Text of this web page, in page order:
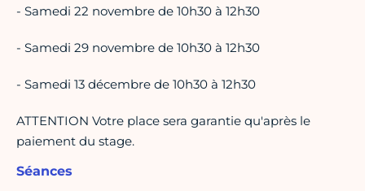
- Samedi 22 novembre de 10h30 à 12h30
- Samedi 29 novembre de 10h30 à 12h30
- Samedi 13 décembre de 10h30 à 12h30
ATTENTION Votre place sera garantie qu'après le
paiement du stage.
Séances